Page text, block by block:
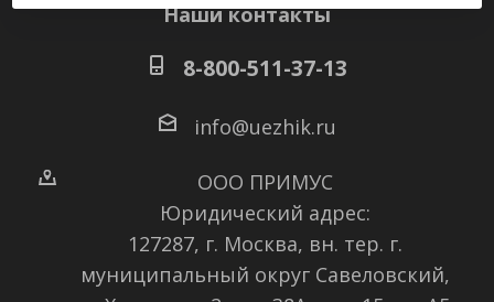
Наши контакты
8-800-511-37-13
info@uezhik.ru
ООО ПРИМУС
Юридический адрес:
127287, г. Москва, вн. тер. г.
муниципальный округ Савеловский,